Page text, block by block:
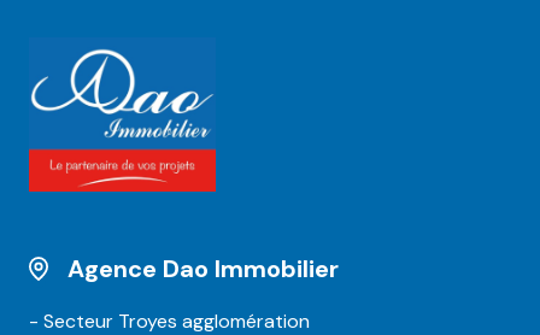
Agence Dao Immobilier
- Secteur Troyes agglomération